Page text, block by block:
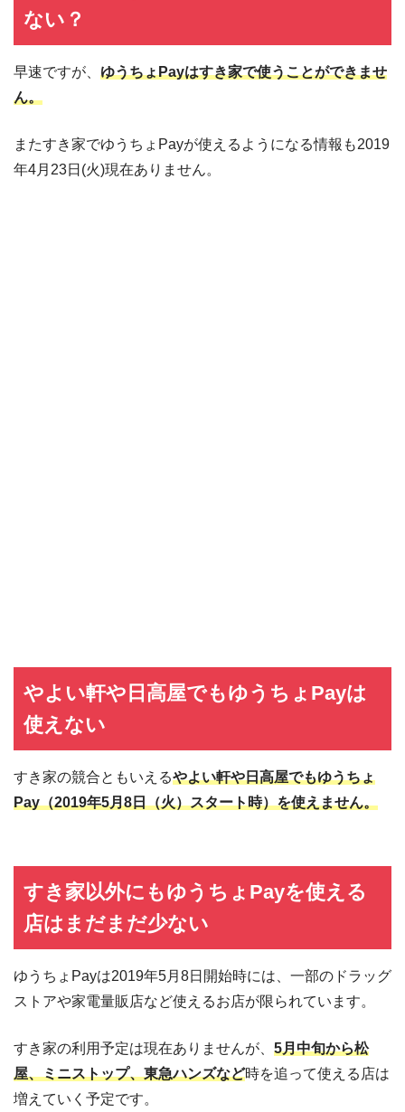
ない？
早速ですが、 ゆうちょPayはすき家で使うことができませ
ん。
またすき家でゆうちょPayが使えるようになる情報も2019
年4月23日(火)現在ありません。
やよい軒や日高屋でもゆうちょPayは
使えない
すき家の競合ともいえるやよい軒や日高屋でもゆうちょ
Pay（2019年5月8日（火）スタート時）を使えません。
すき家以外にもゆうちょPayを使える
店はまだまだ少ない
ゆうちょPayは2019年5月8日開始時には、一部のドラッグ
ストアや家電量販店など使えるお店が限られています。
すき家の利用予定は現在ありませんが、 5月中旬から松
屋、ミニストップ、東急ハンズなど時を追って使える店は
増えていく予定です。